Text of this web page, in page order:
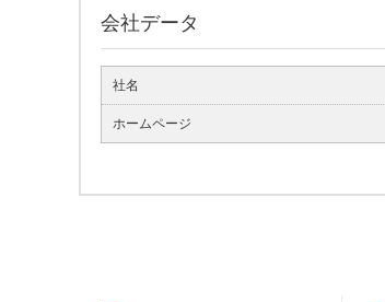
会社データ
社名
ホームページ